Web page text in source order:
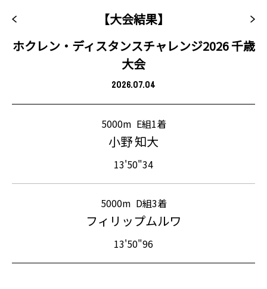
【大会結果】
ホクレン・ディスタンスチャレンジ2026 千歳
大会
2026.07.04
5000m E組1着
小野 知大
13'50"34
5000m D組3着
フィリップムルワ
13'50"96